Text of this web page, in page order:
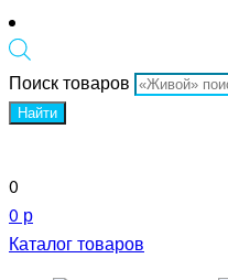
Поиск товаров
Найти
0
0 р
Каталог товаров